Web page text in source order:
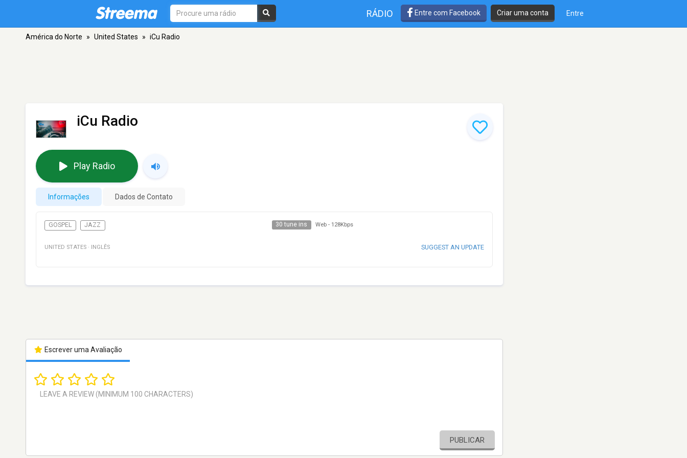
RÁDIO Entre com Facebook Criar uma conta Entre
América do Norte » United States » iCu Radio
iCu Radio
Play Radio
Informações Dados de Contato
GOSPEL JAZZ 30 tune ins Web - 128Kbps
UNITED STATES · INGLÊS SUGGEST AN UPDATE
Escrever uma Avaliação
PUBLICAR